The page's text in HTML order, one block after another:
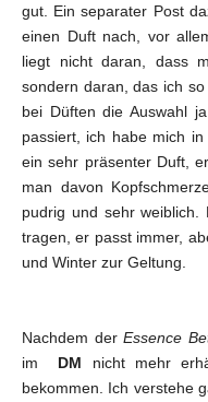
gut. Ein separater Post
einen Duft nach, vor
liegt nicht daran, dass
sondern daran, das ich
bei Düften die Auswahl
passiert, ich habe mich in
ein sehr präsenter Duft,
man davon
pudrig und sehr
tragen, er passt immer,
und Winter zur Geltung.
Nachdem derEssence
im DM nicht mehr
bekommen. Ich verstehe